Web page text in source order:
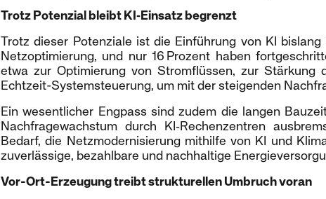
Trotz Potenzial bleibt KI‑Einsatz begrenzt
Trotz dieser Potenziale ist die Einführung von KI
Netzoptimierung, und nur 16 Prozent haben
etwa zur Optimierung von Stromflüssen, zur Stärkung
Echtzeit-Systemsteuerung, um mit der steigenden
Ein wesentlicher Engpass sind zudem die langen
Nachfragewachstum durch KI‑Rechenzentren
Bedarf, die Netzmodernisierung mithilfe von KI und
zuverlässige, bezahlbare und nachhaltige
Vor-Ort-Erzeugung treibt strukturellen Umbruch voran